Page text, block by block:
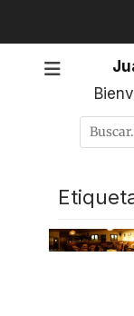
al
contenido
Buscar